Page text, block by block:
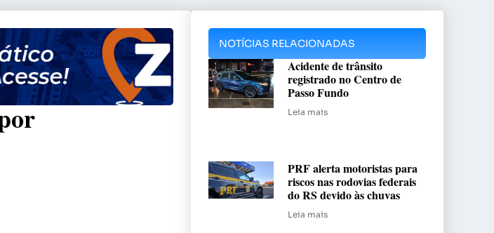
NOTÍCIAS RELACIONADAS
Acidente de trânsito
registrado no Centro de
Passo Fundo
Leia mais
PRF alerta motoristas para
riscos nas rodovias federais
do RS devido às chuvas
Leia mais